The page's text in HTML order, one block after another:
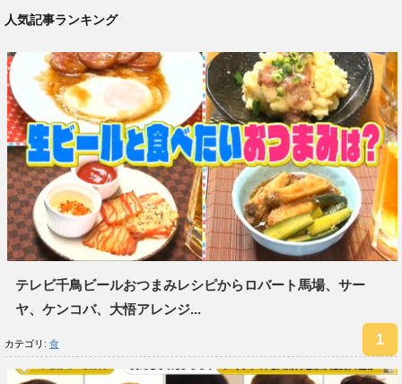
人気記事ランキング
テレビ千鳥ビールおつまみレシピからロバート馬場、サー
ヤ、ケンコバ、大悟アレンジ...
カテゴリ: 食